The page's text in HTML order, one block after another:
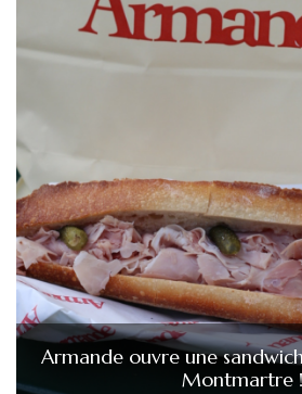
Armande ouvre une
Montmartre !